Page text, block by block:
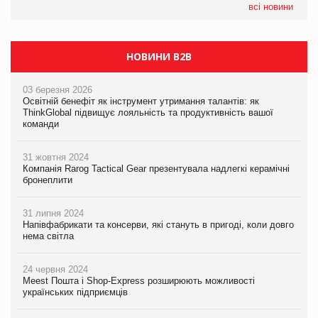
всі новини
Смачна новинка для хвостатих: у VARUS з’явилися паучі
НОВИНИ B2B
03 березня 2026
Освітній бенефіт як інструмент утримання талантів: як
ThinkGlobal підвищує лояльність та продуктивність вашої
команди
31 жовтня 2024
Компанія Rarog Tactical Gear презентувала надлегкі керамічні
бронеплити
31 липня 2024
Напівфабрикати та консерви, які стануть в пригоді, коли довго
нема світла
24 червня 2024
Meest Пошта і Shop-Express розширюють можливості
українських підприємців